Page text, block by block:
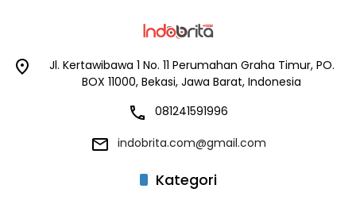
Jl. Kertawibawa 1 No. 11 Perumahan Graha Timur, PO.
BOX 11000, Bekasi, Jawa Barat, Indonesia
081241591996
indobrita.com@gmail.com
Kategori